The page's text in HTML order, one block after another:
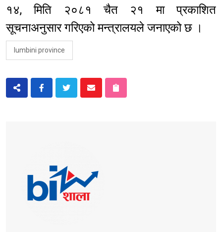
१४, मिति २०८१ चैत २१ मा प्रकाशित
सूचनाअनुसार गरिएको मन्त्रालयले जनाएको छ ।
lumbini province